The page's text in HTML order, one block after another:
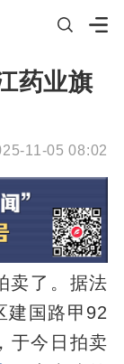
药业旗
11-05 08:02
卖了。据法
建国路甲92
于今日拍卖